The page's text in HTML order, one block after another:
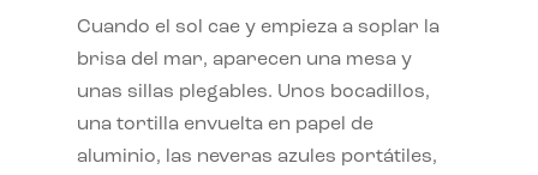
Cuando el sol cae y empieza a soplar la
brisa del mar, aparecen una mesa y
unas sillas plegables. Unos bocadillos,
una tortilla envuelta en papel de
aluminio, las neveras azules portátiles,